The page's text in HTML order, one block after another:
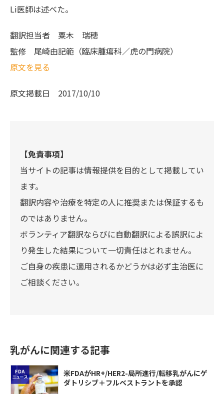
Li医師は述べた。
翻訳担当者 粟木 瑞穂
監修 尾崎由記範（臨床腫瘍科／虎の門病院）
原文を見る
原文掲載日 2017/10/10
【免責事項】
当サイトの記事は情報提供を目的として掲載してい
ます。
翻訳内容や治療を特定の人に推奨または保証するも
のではありません。
ボランティア翻訳ならびに自動翻訳による誤訳によ
り発生した結果について一切責任はとれません。
ご自身の疾患に適用されるかどうかは必ず主治医に
ご相談ください。
乳がんに関連する記事
米FDAがHR+/HER2-局所進行/転移乳がんにゲ
ダトリシブ＋フルベストラントを承認